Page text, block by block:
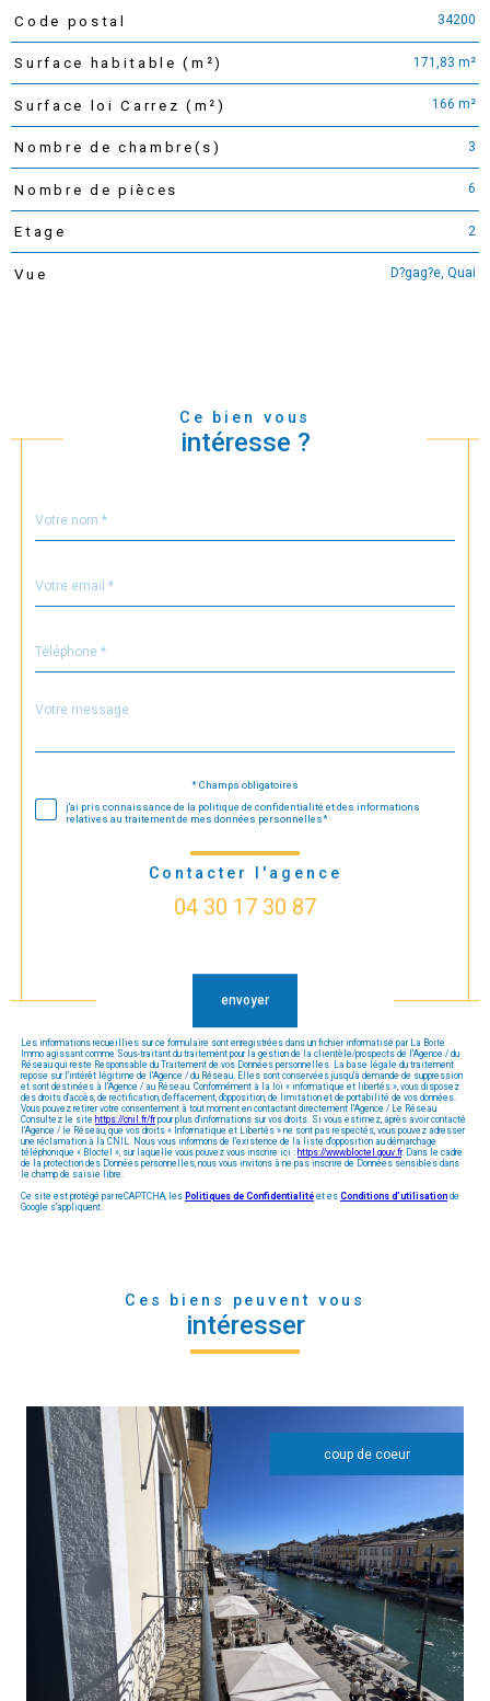
TRAD_PAMPERO_Caracteristique
Code postal 34200
Surface habitable (m²) 171,83 m²
Surface loi Carrez (m²) 166 m²
Nombre de chambre(s) 3
Nombre de pièces 6
Etage 2
Vue D?gag?e, Quai
Ce bien vous
intéresse ?
par
*
*
*
Fieldset
Message
*
* Champs obligatoires
j'ai pris connaissance de la politique de confidentialité et des informations
relatives au traitement de mes données personnelles*
Contacter l'agence
04 30 17 30 87
envoyer
Les informations recueillies sur ce formulaire sont enregistrées dans un fichier informatisé par La Boite
Immo agissant comme Sous-traitant du traitement pour la gestion de la clientèle/prospects de l'Agence / du
Réseau qui reste Responsable du Traitement de vos Données personnelles. La base légale du traitement
repose sur l'intérêt légitime de l'Agence / du Réseau. Elles sont conservées jusqu'à demande de suppression
et sont destinées à l'Agence / au Réseau. Conformément à la loi « informatique et libertés », vous disposez
des droits d’accès, de rectification, d’effacement, d’opposition, de limitation et de portabilité de vos données.
Vous pouvez retirer votre consentement à tout moment en contactant directement l’Agence / Le Réseau.
Consultez le site https://cnil.fr/frpour plus d’informations sur vos droits. Si vous estimez, après avoir contacté
l'Agence / le Réseau, que vos droits « Informatique et Libertés » ne sont pas respectés, vous pouvez adresser
une réclamation à la CNIL. Nous vous informons de l’existence de la liste d'opposition au démarchage
téléphonique « Bloctel », sur laquelle vous pouvez vous inscrire ici : https://www.bloctel.gouv.fr. Dans le cadre
de la protection des Données personnelles, nous vous invitons à ne pas inscrire de Données sensibles dans
le champ de saisie libre.
Ce site est protégé par reCAPTCHA, les Politiques de Confidentialité et es Conditions d'utilisation de
Google s'appliquent.
Ces biens peuvent vous
intéresser
coup de coeur
voir le bien